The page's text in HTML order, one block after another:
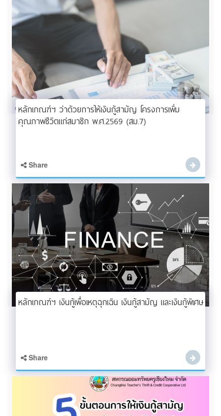
หลักเกณฑ์ฯ ว่าด้วยการให้เงินกู้สามัญ โครงการเพิ่ม
คุณภาพชีวิตแก่สมาชิก พ.ศ.2569 (สม.7)
Share
หลักเกณฑ์ฯ เงินกู้เพื่อเหตุฉุกเฉิน เงินกู้สามัญ และเงินกู้พิเศษ
Share